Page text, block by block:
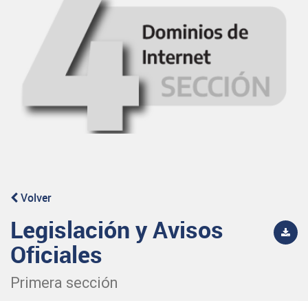
Volver
Legislación y Avisos
Oficiales
Primera sección